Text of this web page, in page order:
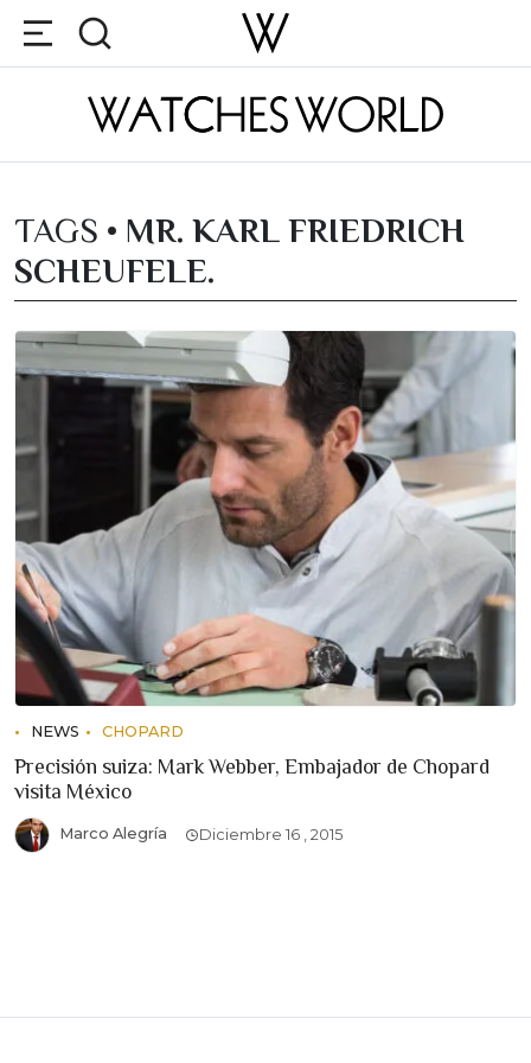
TAGS • MR. KARL FRIEDRICH
SCHEUFELE.
NEWS CHOPARD
Precisión suiza: Mark Webber, Embajador de Chopard
visita México
Marco Alegría Diciembre 16 , 2015